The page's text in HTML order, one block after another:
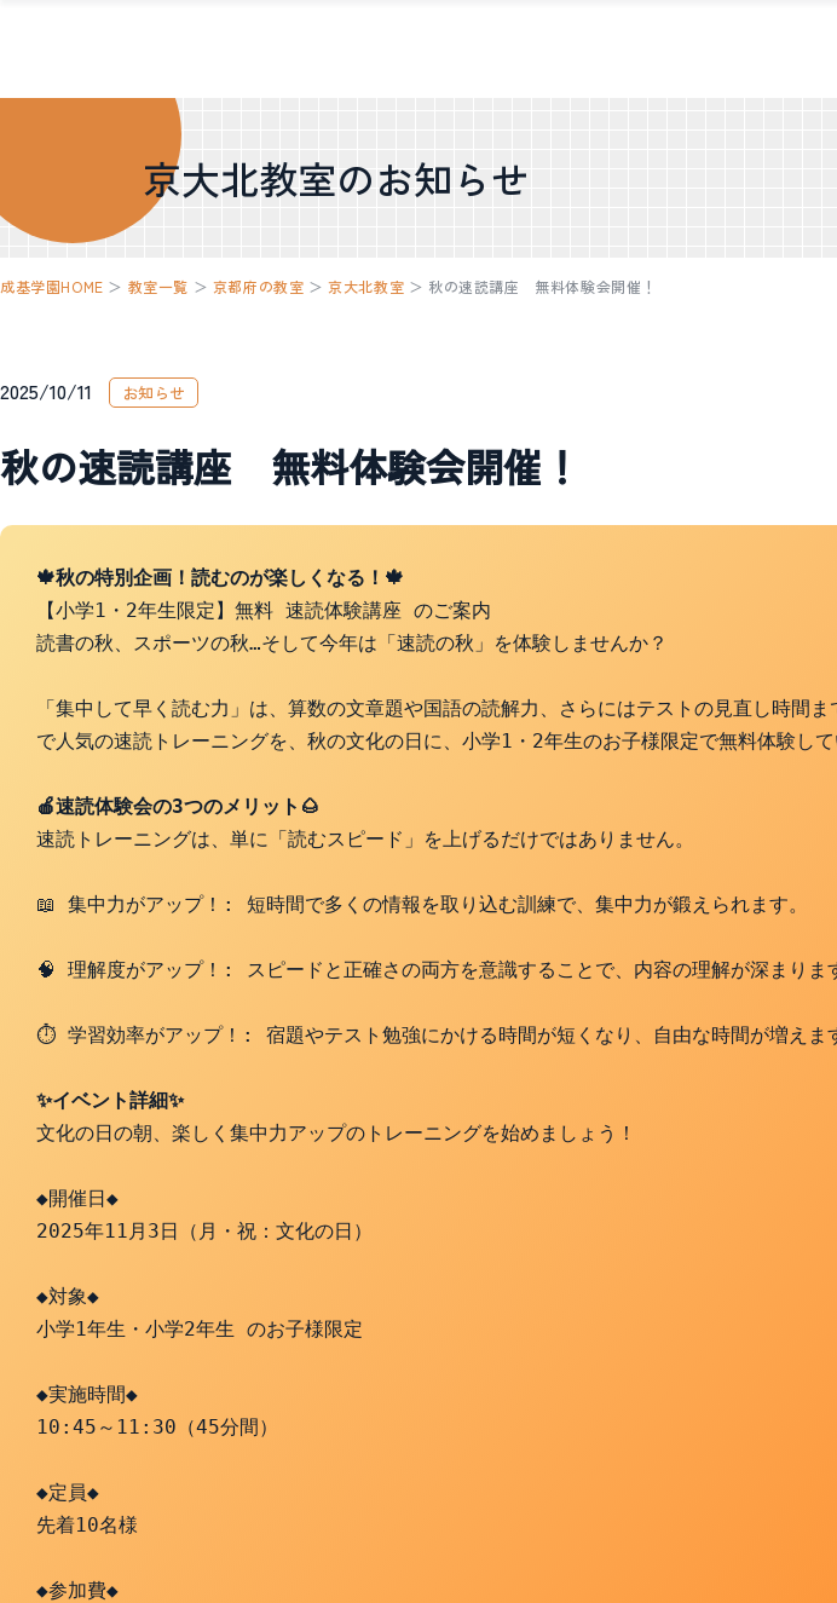
京大北教室のお知らせ
成基学園HOME ＞ 教室一覧 ＞ 京都府の教室 ＞京大北教室 ＞ 秋の速読講座 無料体験会開催！
2025/10/11 お知らせ
秋の速読講座 無料体験会開催！
🍁秋の特別企画！読むのが楽しくなる！🍁
【小学1・2年生限定】無料 速読体験講座 のご案内
読書の秋、スポーツの秋…そして今年は「速読の秋」を体験しませんか？
「集中して早く読む力」は、算数の文章題や国語の読解力、さらにはテストの見直し時間
で人気の速読トレーニングを、秋の文化の日に、小学1・2年生のお子様限定で無料体験して
🍎速読体験会の3つのメリット🌰
速読トレーニングは、単に「読むスピード」を上げるだけではありません。
📖 集中力がアップ！: 短時間で多くの情報を取り込む訓練で、集中力が鍛えられます。
🧠 理解度がアップ！: スピードと正確さの両方を意識することで、内容の理解が深まりま
⏱️ 学習効率がアップ！: 宿題やテスト勉強にかける時間が短くなり、自由な時間が増えま
✨イベント詳細✨
文化の日の朝、楽しく集中力アップのトレーニングを始めましょう！
◆開催日◆
2025年11月3日（月・祝：文化の日）
◆対象◆
小学1年生・小学2年生 のお子様限定
◆実施時間◆
10:45～11:30（45分間）
◆定員◆
先着10名様
◆参加費◆